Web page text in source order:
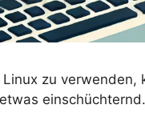
zu verwenden,
einschüchternd.